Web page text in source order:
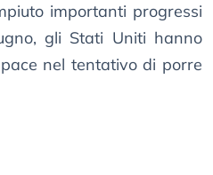
importanti progressi
gli Stati Uniti hanno
nel tentativo di porre